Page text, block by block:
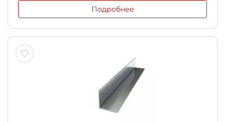
Подробнее